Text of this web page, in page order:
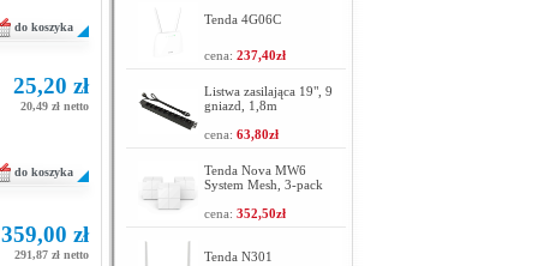
do koszyka
25,20 zł
20,49 zł netto
do koszyka
359,00 zł
291,87 zł netto
Tenda 4G06C
cena: 237,40zł
Listwa zasilająca 19", 9
gniazd, 1,8m
cena: 63,80zł
Tenda Nova MW6
System Mesh, 3-pack
cena: 352,50zł
Tenda N301